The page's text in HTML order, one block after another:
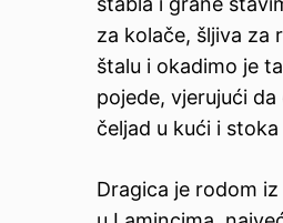
za kolače, šljiva za
štalu i okadimo je
pojede, vjerujući
čeljad u kući i
Dragica je rodom